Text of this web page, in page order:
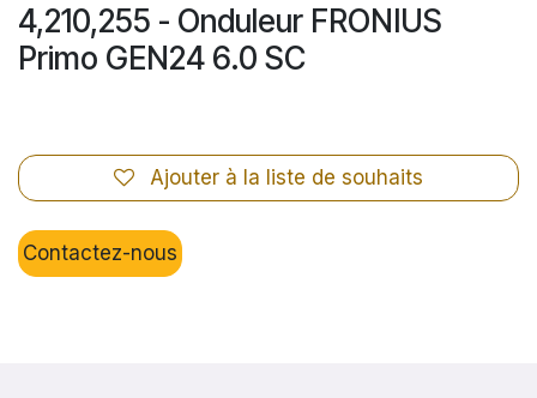
4,210,255 - Onduleur FRONIUS
Primo GEN24 6.0 SC
Ajouter à la liste de souhaits
Contactez-nous